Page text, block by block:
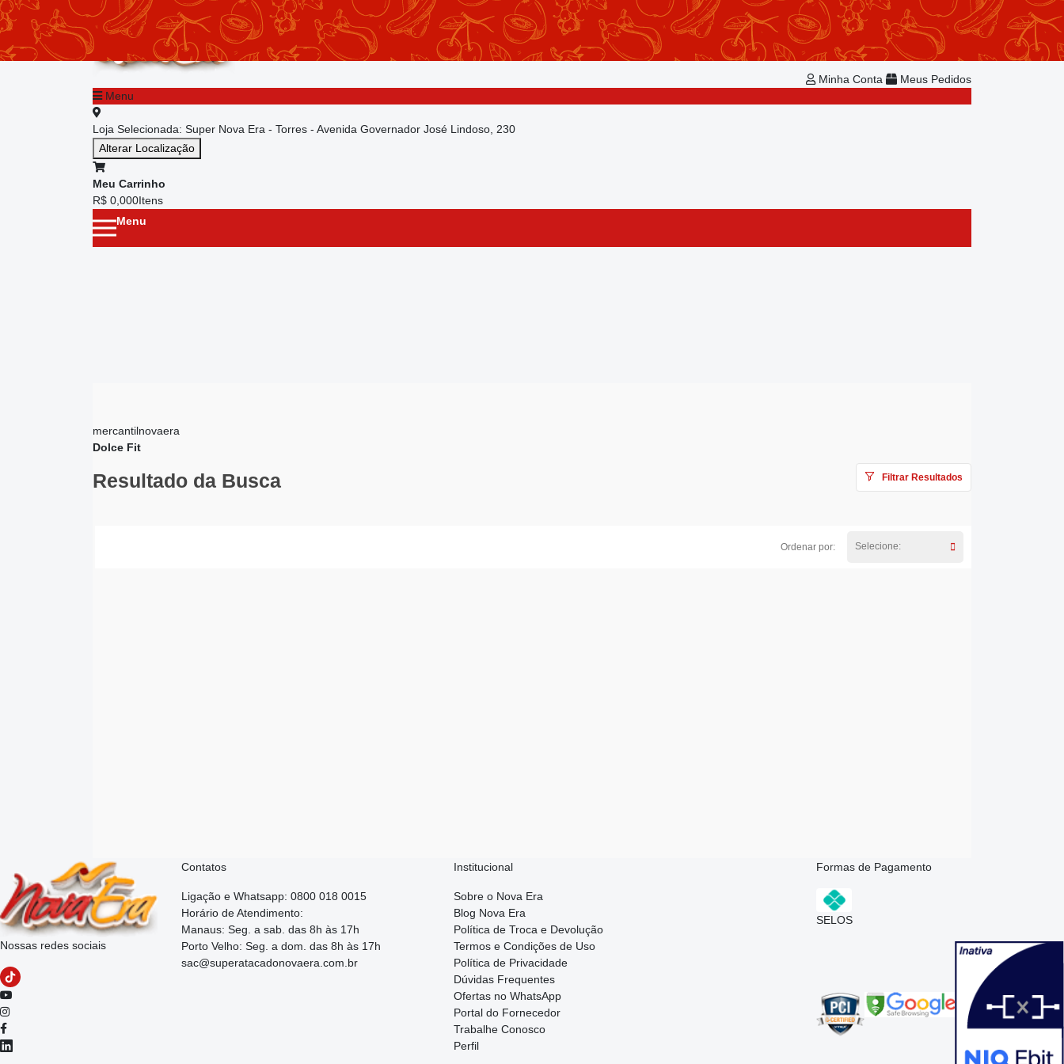
Repetir Pedido
Minha Conta
Bem-vindo!Já é cadastrado?
Minha Conta
Meus Pedidos
Menu
Loja Selecionada: Super Nova Era - Torres - Avenida Governador José Lindoso, 230
Alterar Localização
Meu Carrinho
R$ 0,000Itens
Menu
Menu principal
mercantilnovaera
Dolce Fit
Resultado da Busca Filtrar Resultados
Ordenar por: Selecione:
Nossas redes sociais
Contatos
Ligação e Whatsapp: 0800 018 0015
Horário de Atendimento:
Manaus: Seg. a sab. das 8h às 17h
Porto Velho: Seg. a dom. das 8h às 17h
sac@superatacadonovaera.com.br
Institucional
Sobre o Nova Era
Blog Nova Era
Política de Troca e Devolução
Termos e Condições de Uso
Política de Privacidade
Dúvidas Frequentes
Ofertas no WhatsApp
Portal do Fornecedor
Trabalhe Conosco
Perfil
Formas de Pagamento
SELOS